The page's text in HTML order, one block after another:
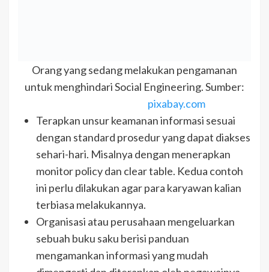
Orang yang sedang melakukan pengamanan
untuk menghindari Social Engineering. Sumber:
pixabay.com
Terapkan unsur keamanan informasi sesuai
dengan standard prosedur yang dapat diakses
sehari-hari. Misalnya dengan menerapkan
monitor policy dan clear table. Kedua contoh
ini perlu dilakukan agar para karyawan kalian
terbiasa melakukannya.
Organisasi atau perusahaan mengeluarkan
sebuah buku saku berisi panduan
mengamankan informasi yang mudah